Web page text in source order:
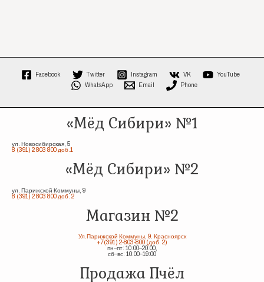
Facebook Twitter Instagram VK
YouTube
WhatsApp
Email Phone
«Мёд Сибири» №1
ул. Новосибирская, 5
8 (391) 2 803 800 доб.1
«Мёд Сибири» №2
ул. Парижской Коммуны, 9
8 (391) 2 803 800 доб. 2
Магазин №2
Ул.Парижской Коммуны, 9. Красноярск
+7(391) 2-803-800 (доб. 2)
пн–пт: 10:00–20:00,
сб–вс: 10:00–19:00
Продажа Пчёл